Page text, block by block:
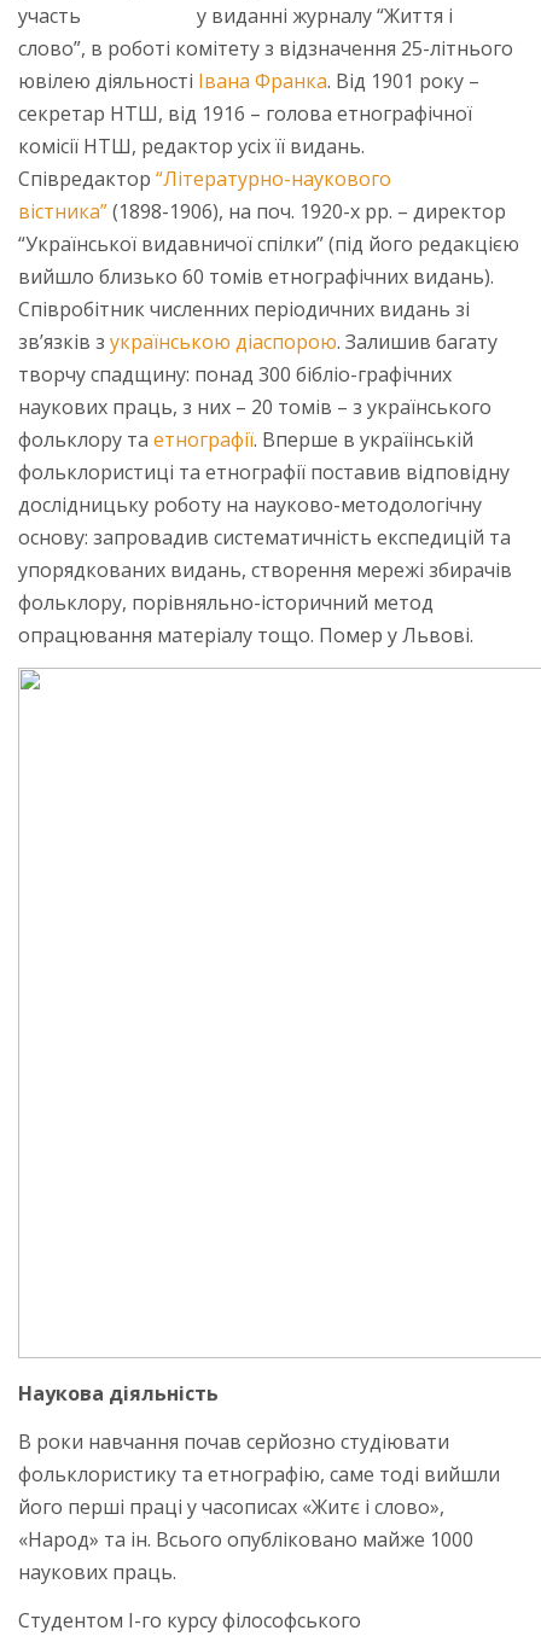
участь у виданні журналу “Життя і
слово”, в роботі комітету з відзначення 25-літнього
ювілею діяльності Івана Франка. Від 1901 року –
секретар НТШ, від 1916 – голова етнографічної
комісії НТШ, редактор усіх її видань.
Співредактор “Літературно-наукового
вістника”(1898-1906), на поч. 1920-х рр. – директор
“Української видавничої спілки” (під його редакцією
вийшло близько 60 томів етнографічних видань).
Співробітник численних періодичних видань зі
зв’язків з українською діаспорою. Залишив багату
творчу спадщину: понад 300 бібліо-графічних
наукових праць, з них – 20 томів – з українського
фольклору та етнографії. Вперше в україінській
фольклористиці та етнографії поставив відповідну
дослідницьку роботу на науково-методологічну
основу: запровадив систематичність експедицій та
упорядкованих видань, створення мережі збирачів
фольклору, порівняльно-історичний метод
опрацювання матеріалу тощо. Помер у Львові.
Наукова діяльність
В роки навчання почав серйозно студіювати
фольклористику та етнографію, саме тоді вийшли
його перші праці у часописах «Житє і слово»,
«Народ» та ін. Всього опубліковано майже 1000
наукових праць.
Студентом І-го курсу філософського